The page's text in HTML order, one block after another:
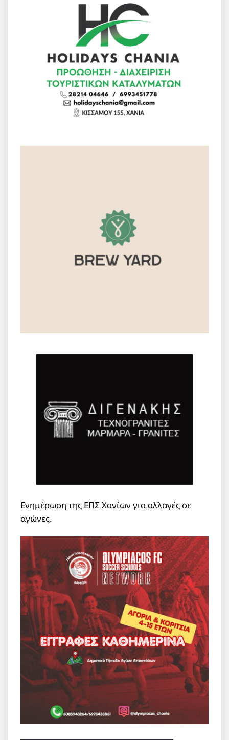
Ενημέρωση της ΕΠΣ Χανίων για αλλαγές σε
αγώνες.